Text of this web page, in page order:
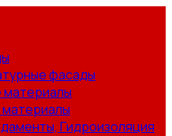
фасады
материалы
Гидроизоляция